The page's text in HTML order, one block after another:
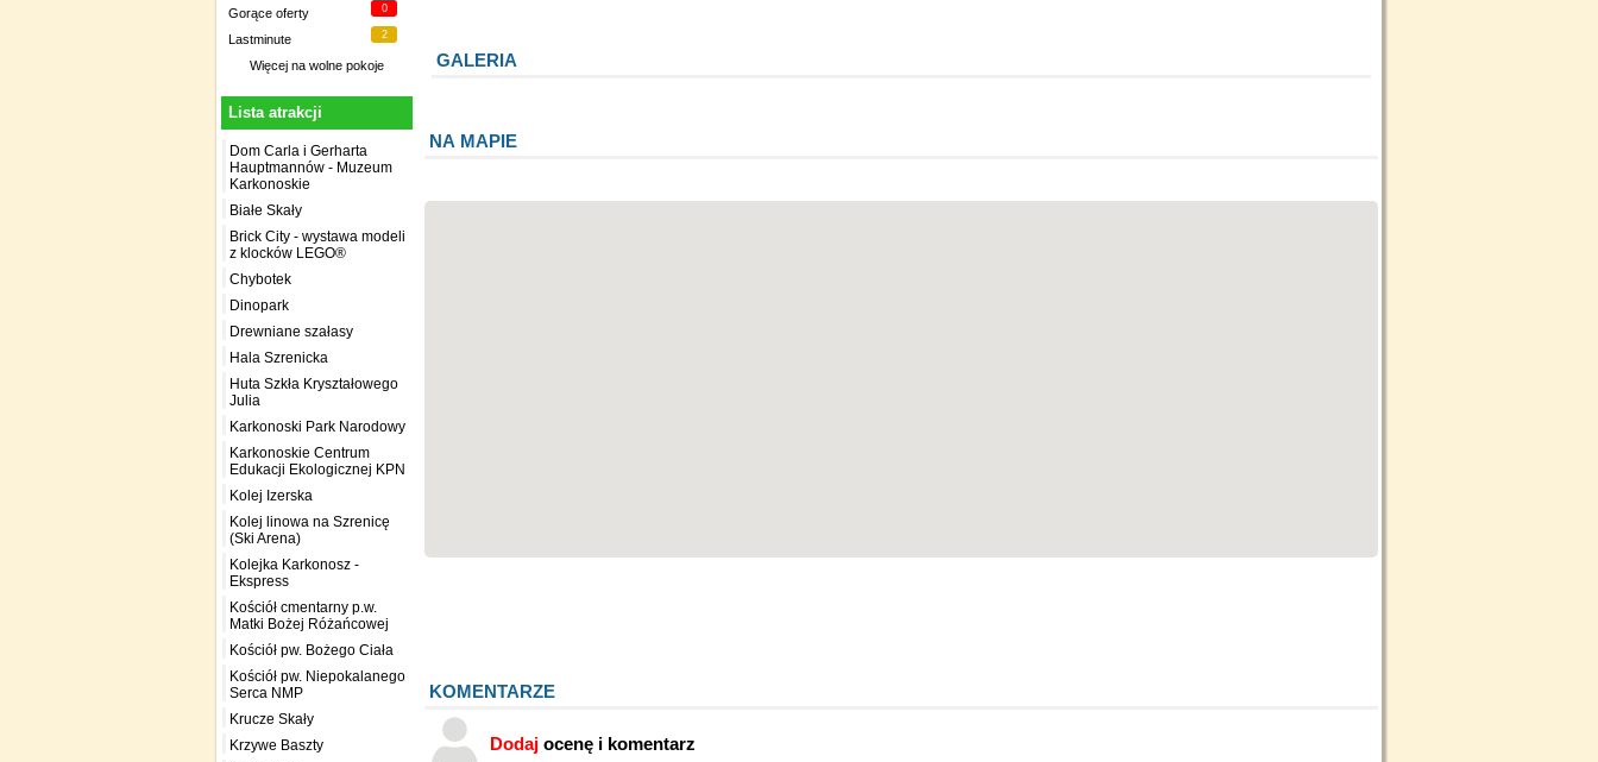
Gorące oferty 0
Lastminute 2
Więcej na wolne pokoje
Lista atrakcji
Dom Carla i Gerharta
Hauptmannów - Muzeum
Karkonoskie
Białe Skały
Brick City - wystawa modeli
z klocków LEGO®
Chybotek
Dinopark
Drewniane szałasy
Hala Szrenicka
Huta Szkła Kryształowego
Julia
Karkonoski Park Narodowy
Karkonoskie Centrum
Edukacji Ekologicznej KPN
Kolej Izerska
Kolej linowa na Szrenicę
(Ski Arena)
Kolejka Karkonosz -
Ekspress
Kościół cmentarny p.w.
Matki Bożej Różańcowej
Kościół pw. Bożego Ciała
Kościół pw. Niepokalanego
Serca NMP
Krucze Skały
Krzywe Baszty
GALERIA
NA MAPIE
KOMENTARZE
Dodaj ocenę i komentarz